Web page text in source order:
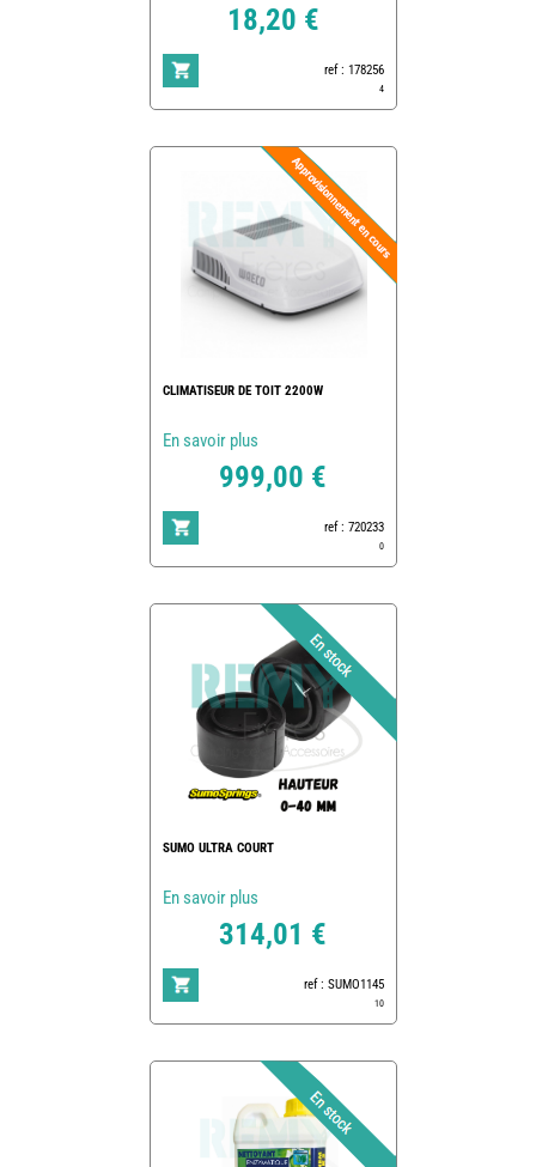
18,20 €
ref : 178256
4
CLIMATISEUR DE TOIT 2200W
En savoir plus
999,00 €
ref : 720233
0
SUMO ULTRA COURT
En savoir plus
314,01 €
ref : SUMO1145
10